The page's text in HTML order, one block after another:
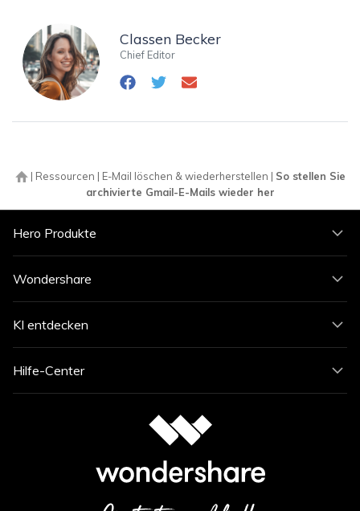
Classen Becker
Chief Editor
| Ressourcen | E-Mail löschen & wiederherstellen | So stellen Sie
archivierte Gmail-E-Mails wieder her
Hero Produkte
Wondershare
KI entdecken
Hilfe-Center